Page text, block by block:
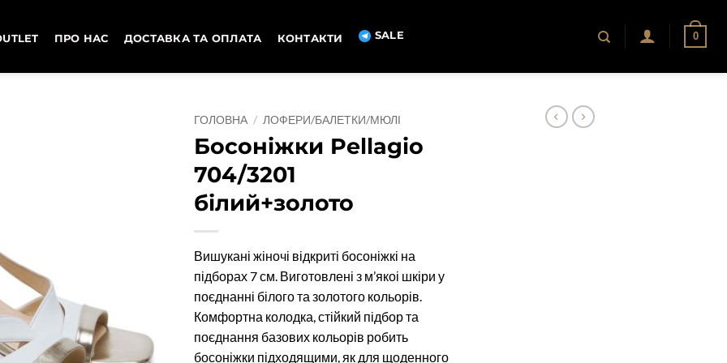
ПРО НАС ДОСТАВКА ТА ОПЛАТА КОНТАКТИ SALE 0
ГОЛОВНА / ЛОФЕРИ/БАЛЕТКИ/МЮЛІ
Босоніжки Pellagio
704/3201
білий+золото
Вишукані жіночі відкриті босоніжкі на
підборах 7 см. Виготовлені з м’якоі шкіри у
поєднанні білого та золотого кольорів.
Комфортна колодка, стійкий підбор та
поєднання базових кольорів робить
босоніжки підходящими, як для щоденного